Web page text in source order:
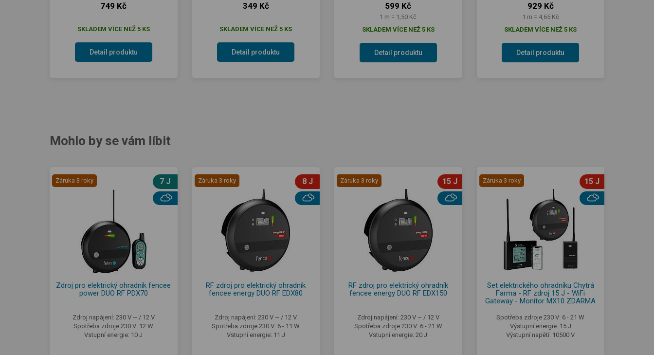
749 Kč
SKLADEM VÍCE NEŽ 5 KS
Detail produktu
349 Kč
SKLADEM VÍCE NEŽ 5 KS
Detail produktu
599 Kč
1 m = 1,50 Kč
SKLADEM VÍCE NEŽ 5 KS
Detail produktu
929 Kč
1 m = 4,65 Kč
SKLADEM VÍCE NEŽ 5 KS
Detail produktu
Mohlo by se vám líbit
Záruka 3 roky 7 J
Zdroj pro elektrický ohradník fencee
power DUO RF PDX70
Zdroj napájení: 230 V ~ / 12 V
Spotřeba zdroje 230 V: 12 W
Vstupní energie: 10 J
Záruka 3 roky 8 J
RF zdroj pro elektrický ohradník
fencee energy DUO RF EDX80
Zdroj napájení: 230 V ~ / 12 V
Spotřeba zdroje 230 V: 6 - 11 W
Vstupní energie: 11 J
Záruka 3 roky 15 J
RF zdroj pro elektrický ohradník
fencee energy DUO RF EDX150
Zdroj napájení: 230 V ~ / 12 V
Spotřeba zdroje 230 V: 6 - 21 W
Vstupní energie: 20 J
Záruka 3 roky 15 J
Set elektrického ohradníku Chytrá
Farma - RF zdroj 15 J - WiFi
Gateway - Monitor MX10 ZDARMA
Spotřeba zdroje 230 V: 6 - 21 W
Výstupní energie: 15 J
Výstupní napětí: 10500 V